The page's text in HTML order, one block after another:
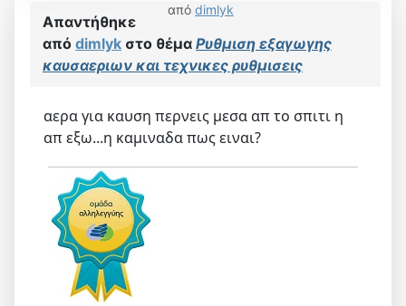
από dimlyk
Απαντήθηκε
από dimlyk στο θέμα Ρυθμιση εξαγωγης
καυσαεριων και τεχνικες ρυθμισεις
αερα για καυση περνεις μεσα απ το σπιτι η
απ εξω...η καμιναδα πως ειναι?